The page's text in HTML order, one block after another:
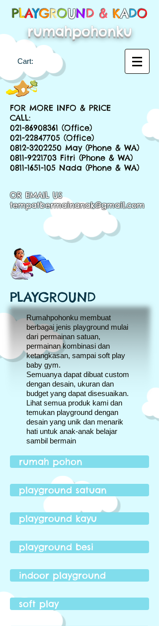
PLAYGROUND & KADO
rumahpohonku
Cart:
FOR MORE INFO & PRICE
CALL:
021-86908361 (Office)
021-22847705 (Office)
0812-3202250 May (Phone & WA)
0811-9221703 Fitri (Phone & WA)
0811-1651-105 Nada (Phone & WA)
OR EMAIL US
tempatbermainanak@gmail.com
PLAYGROUND
Rumahpohonku membuat
berbagai jenis playground mulai
dari permainan satuan,
permainan kombinasi dan
ketangkasan, sampai soft play
baby gym.
Semuanya dapat dibuat custom
dengan desain, ukuran dan
budget yang dapat disesuaikan.
Lihat semua produk kami dan
temukan playground dengan
desain yang unik dan menarik
hati untuk anak-anak belajar
sambil bermain
rumah pohon
playground satuan
playground kayu
playground besi
indoor playground
soft play